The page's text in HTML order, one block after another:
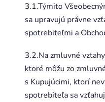
3.1.Týmito
sa upravujú právne
spotrebiteľmi a
3.2.Na zmluvné
ktoré môžu zo
s Kupujúcimi, ktorí
spotrebiteľa sa